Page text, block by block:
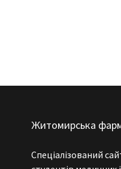
Житомирська
Спеціалізований